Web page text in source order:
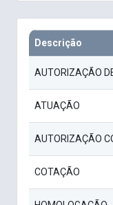
Descrição
AUTORIZAÇÃO
ATUAÇÃO
AUTORIZAÇÃO
COTAÇÃO